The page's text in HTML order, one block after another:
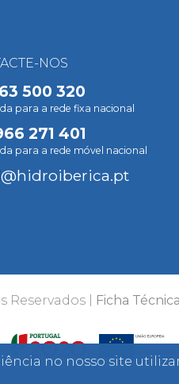
NOS
500 320
para a rede fixa nacional
271 401
para a rede móvel nacional
Reservados | Ficha
no nosso site